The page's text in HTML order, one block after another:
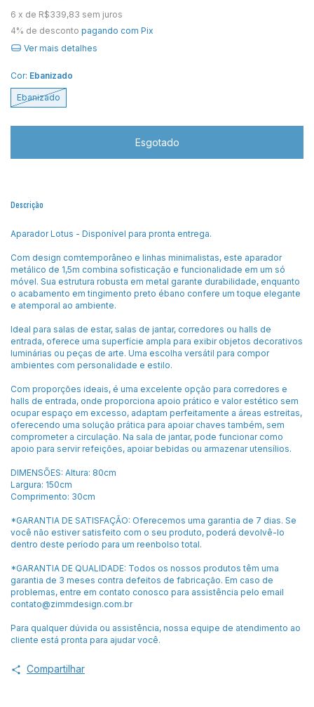
6 x de R$339,83 sem juros
4% de desconto pagando com Pix
Ver mais detalhes
Cor: Ebanizado
Ebanizado
Descrição
Aparador Lotus - Disponível para pronta entrega.
Com design comtemporâneo e linhas minimalistas, este aparador
metálico de 1,5m combina sofisticação e funcionalidade em um só
móvel. Sua estrutura robusta em metal garante durabilidade, enquanto
o acabamento em tingimento preto ébano confere um toque elegante
e atemporal ao ambiente.
Ideal para salas de estar, salas de jantar, corredores ou halls de
entrada, oferece uma superfície ampla para exibir objetos decorativos
luminárias ou peças de arte. Uma escolha versátil para compor
ambientes com personalidade e estilo.
Com proporções ideais, é uma excelente opção para corredores e
halls de entrada, onde proporciona apoio prático e valor estético sem
ocupar espaço em excesso, adaptam perfeitamente a áreas estreitas,
oferecendo uma solução prática para apoiar chaves também, sem
comprometer a circulação. Na sala de jantar, pode funcionar como
apoio para servir refeições, apoiar bebidas ou armazenar utensílios.
DIMENSÕES: Altura: 80cm
Largura: 150cm
Comprimento: 30cm
*GARANTIA DE SATISFAÇÃO: Oferecemos uma garantia de 7 dias. Se
você não estiver satisfeito com o seu produto, poderá devolvê-lo
dentro deste período para um reenbolso total.
*GARANTIA DE QUALIDADE: Todos os nossos produtos têm uma
garantia de 3 meses contra defeitos de fabricação. Em caso de
problemas, entre em contato conosco para assistência pelo email
contato@zimmdesign.com.br
Para qualquer dúvida ou assistência, nossa equipe de atendimento ao
cliente está pronta para ajudar você.
Compartilhar